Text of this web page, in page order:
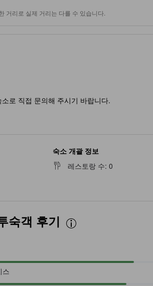
거리로 실제 거리는 다를 수 있습니다.
로 직접 문의해 주시기 바랍니다.
숙소 개괄 정보
레스토랑 수:0
숙객 후기
스